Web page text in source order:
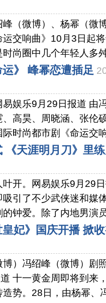
（微博）、杨幂（微
交响曲》10月3日起
尚圈中几个年轻人多
》 峰幂恋遭插足
易娱乐9月29日报道 由
、高昊、周晓涵、张伦
时尚都市剧《命运交
《天涯明月刀》里
开。网易娱乐9月29
引了不少武侠迷和媒
钟爱。除了内地男演
皇妃》国庆开播 掀
博）冯绍峰（微博）剧
十一黄金周即将到来
势。28日，由杨幂、